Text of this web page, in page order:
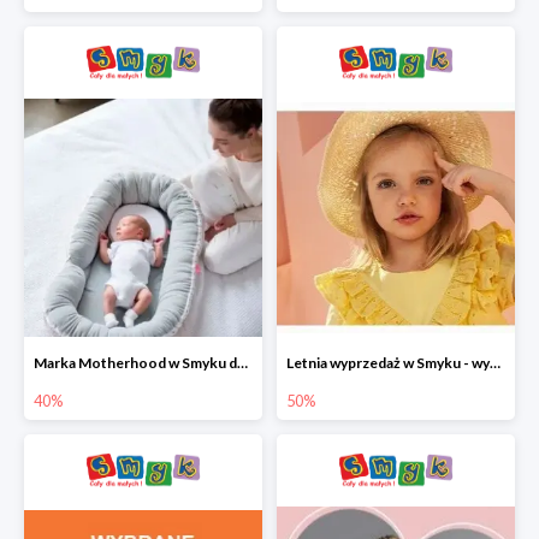
Marka Motherhood w Smyku do -40%
40%
Letnia wyprzedaż w Smyku - wybrane ubrania i buty do -50%
50%